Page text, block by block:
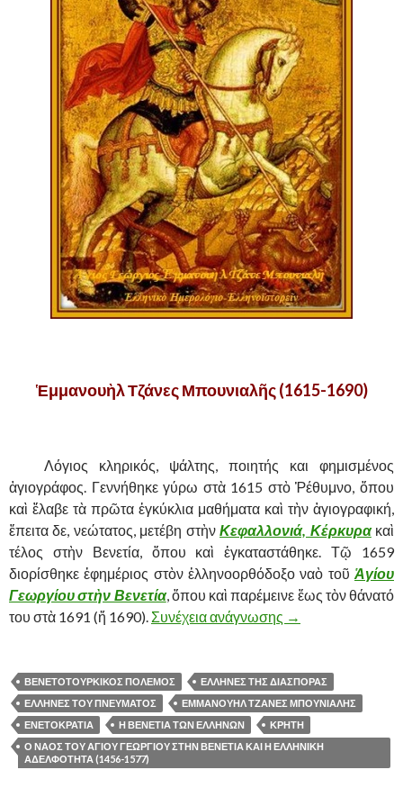
Ἑμμανουὴλ Τζάνες Μπουνιαλῆς (1615-1690)
Λόγιος κληρικός, ψάλτης, ποιητής και φημισμένος
ἁγιογράφος. Γεννήθηκε γύρω στὰ 1615 στὸ Ῥέθυμνο, ὅπου
καὶ ἔλαβε τὰ πρῶτα ἐγκύκλια μαθήματα καὶ τὴν ἁγιογραφική,
ἔπειτα δε, νεώτατος, μετέβη στὴνΚεφαλλονιά, Κέρκυρακαὶ
τέλος στὴν Βενετία, ὅπου καὶ ἐγκαταστάθηκε. Τῷ 1659
διορίσθηκε ἐφημέριος στὸν ἑλληνοορθόδοξο ναὸ τοῦ Ἁγίου
Γεωργίου στὴν Βενετία, ὅπου καὶ παρέμεινε ἔως τὸν θάνατό
του στὰ 1691 (ἤ 1690). Συνέχεια ανάγνωσης ΕΜΜΑΝΟΥΗΛ
→
ΒΕΝΕΤΟΤΟΥΡΚΙΚΟΣ ΠΟΛΕΜΟΣ
ΕΛΛΗΝΕΣ ΤΗΣ ΔΙΑΣΠΟΡΑΣ
ΕΛΛΗΝΕΣ ΤΟΥ ΠΝΕΥΜΑΤΟΣ
ΕΜΜΑΝΟΥΗΛ ΤΖΑΝΕΣ ΜΠΟΥΝΙΑΛΗΣ
ΕΝΕΤΟΚΡΑΤΙΑ
Η ΒΕΝΕΤΙΑ ΤΩΝ ΕΛΛΗΝΩΝ
ΚΡΗΤΗ
Ο ΝΑΟΣ ΤΟΥ ΑΓΙΟΥ ΓΕΩΡΓΙΟΥ ΣΤΗΝ ΒΕΝΕΤΙΑ ΚΑΙ Η ΕΛΛΗΝΙΚΗ
ΑΔΕΛΦΟΤΗΤΑ (1456-1577)